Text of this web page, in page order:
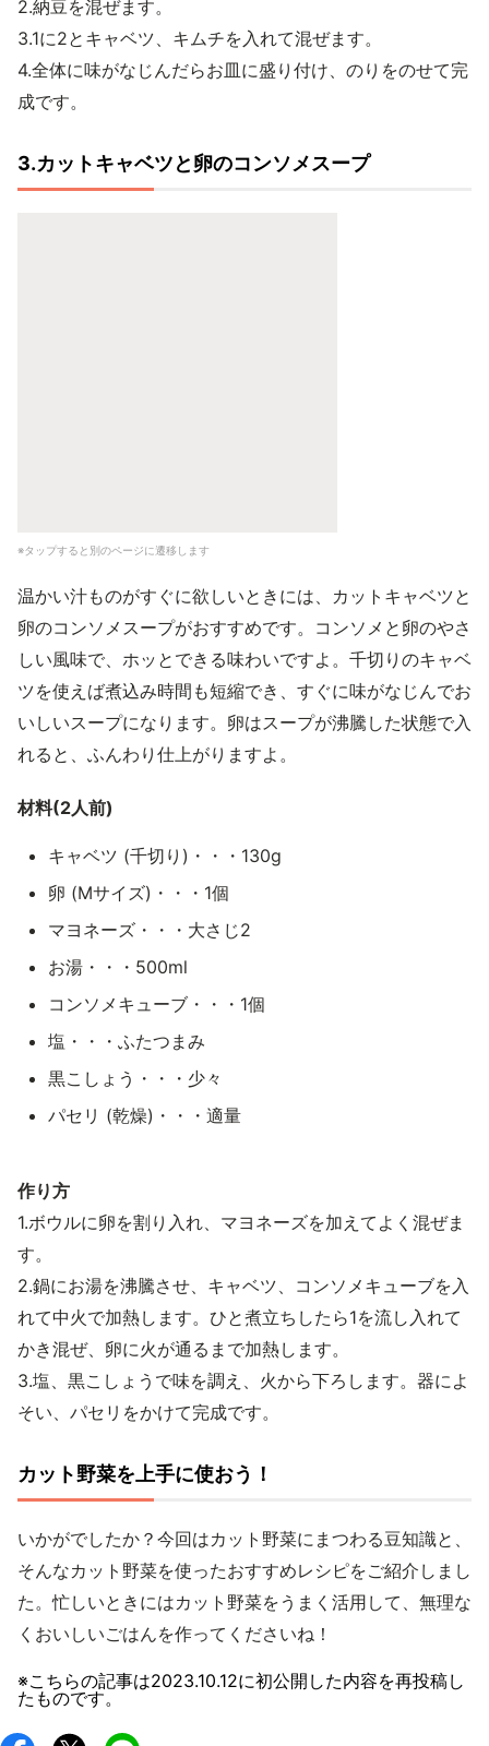
2.納豆を混ぜます。
3.1に2とキャベツ、キムチを入れて混ぜます。
4.全体に味がなじんだらお皿に盛り付け、のりをのせて完
成です。
3.カットキャベツと卵のコンソメスープ
※タップすると別のページに遷移します
温かい汁ものがすぐに欲しいときには、カットキャベツと
卵のコンソメスープがおすすめです。コンソメと卵のやさ
しい風味で、ホッとできる味わいですよ。千切りのキャベ
ツを使えば煮込み時間も短縮でき、すぐに味がなじんでお
いしいスープになります。卵はスープが沸騰した状態で入
れると、ふんわり仕上がりますよ。
材料(2人前)
キャベツ (千切り)・・・130g
卵 (Mサイズ)・・・1個
マヨネーズ・・・大さじ2
お湯・・・500ml
コンソメキューブ・・・1個
塩・・・ふたつまみ
黒こしょう・・・少々
パセリ (乾燥)・・・適量
作り方
1.ボウルに卵を割り入れ、マヨネーズを加えてよく混ぜま
す。
2.鍋にお湯を沸騰させ、キャベツ、コンソメキューブを入
れて中火で加熱します。ひと煮立ちしたら1を流し入れて
かき混ぜ、卵に火が通るまで加熱します。
3.塩、黒こしょうで味を調え、火から下ろします。器によ
そい、パセリをかけて完成です。
カット野菜を上手に使おう！
いかがでしたか？今回はカット野菜にまつわる豆知識と、
そんなカット野菜を使ったおすすめレシピをご紹介しまし
た。忙しいときにはカット野菜をうまく活用して、無理な
くおいしいごはんを作ってくださいね！
※こちらの記事は2023.10.12に初公開した内容を再投稿し
たものです。